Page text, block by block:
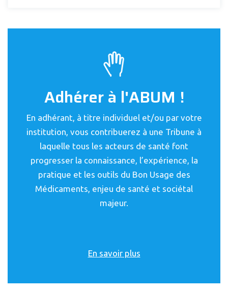
Adhérer à l'ABUM !
En adhérant, à titre individuel et/ou par votre
institution, vous contribuerez à une Tribune à
laquelle tous les acteurs de santé font
progresser la connaissance, l’expérience, la
pratique et les outils du Bon Usage des
Médicaments, enjeu de santé et sociétal
majeur.
En savoir plus